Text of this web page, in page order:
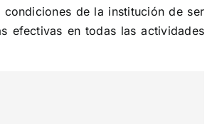
condiciones de la institución de ser
efectivas en todas las actividades